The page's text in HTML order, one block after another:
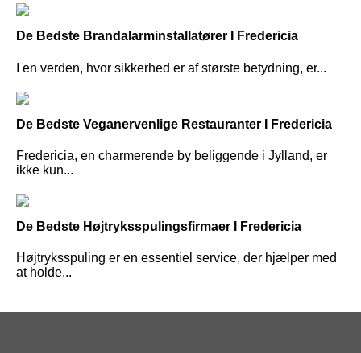
De Bedste Brandalarminstallatører I Fredericia
I en verden, hvor sikkerhed er af største betydning, er...
De Bedste Veganervenlige Restauranter I Fredericia
Fredericia, en charmerende by beliggende i Jylland, er
ikke kun...
De Bedste Højtryksspulingsfirmaer I Fredericia
Højtryksspuling er en essentiel service, der hjælper med
at holde...